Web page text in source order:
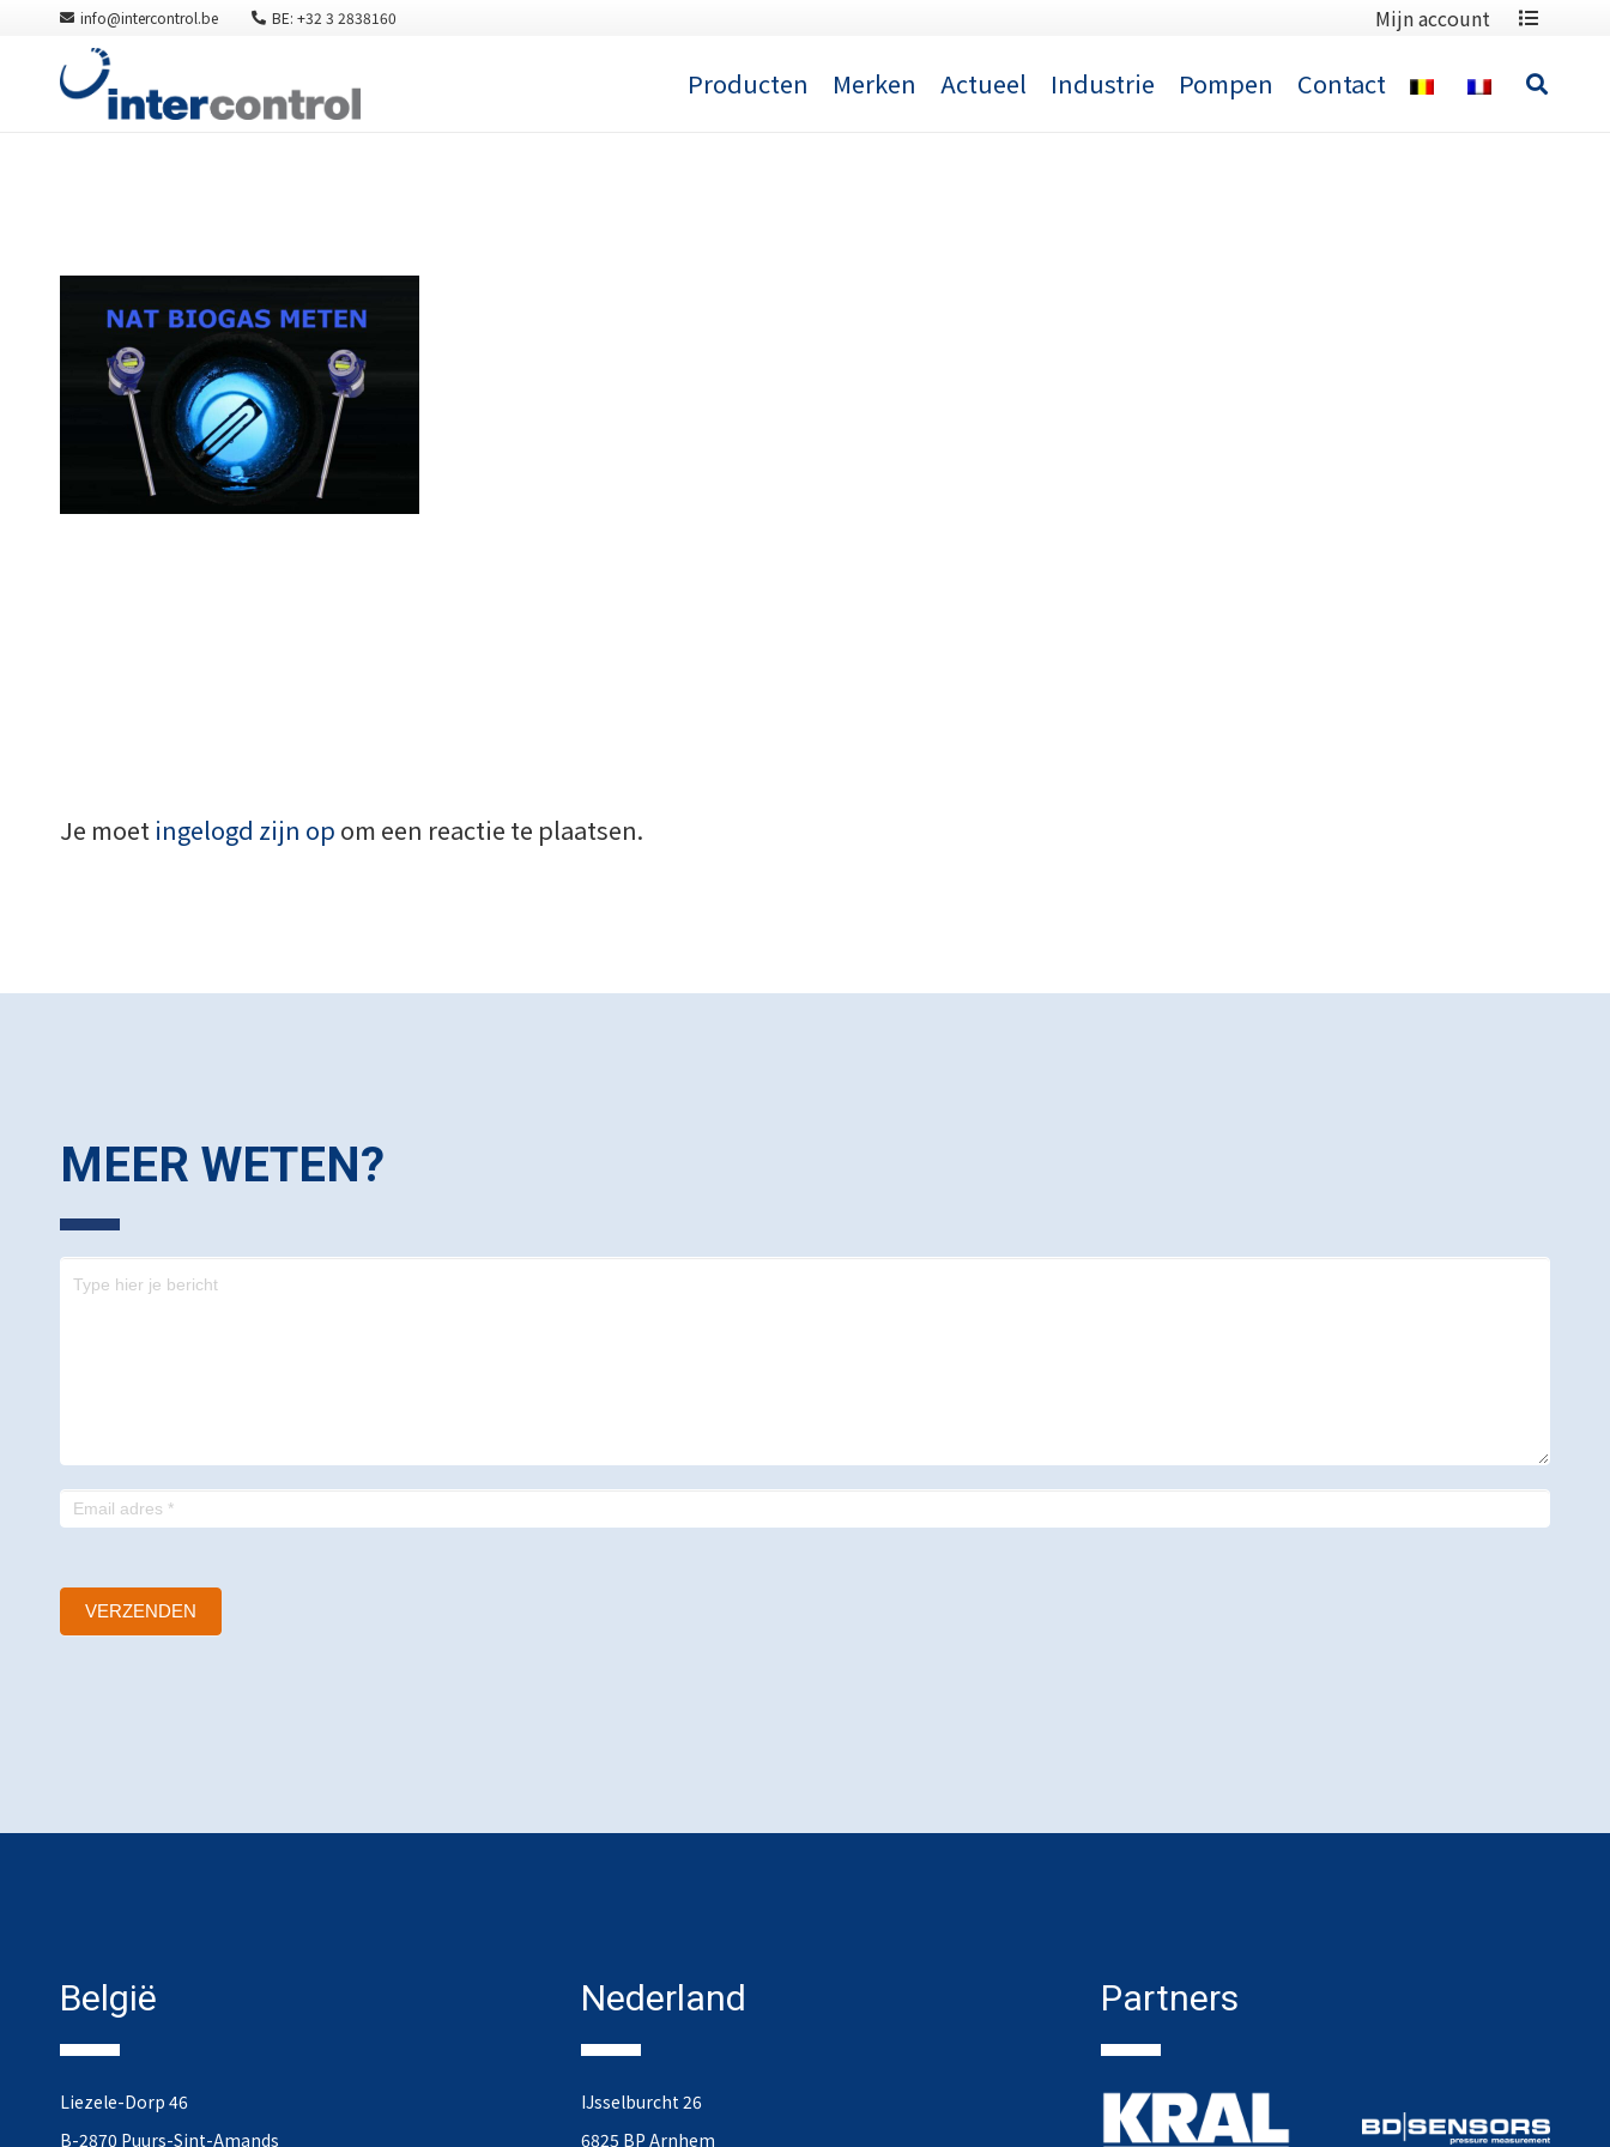
info@intercontrol.be BE: +32 3 2838160 Mijn account
Producten Merken Actueel Industrie Pompen Contact
Je moet ingelogd zijn op om een reactie te plaatsen.
MEER WETEN?
Contact
VERZENDEN
België
Liezele-Dorp 46
B-2870 Puurs-Sint-Amands
Nederland
IJsselburcht 26
6825 BP Arnhem
Partners